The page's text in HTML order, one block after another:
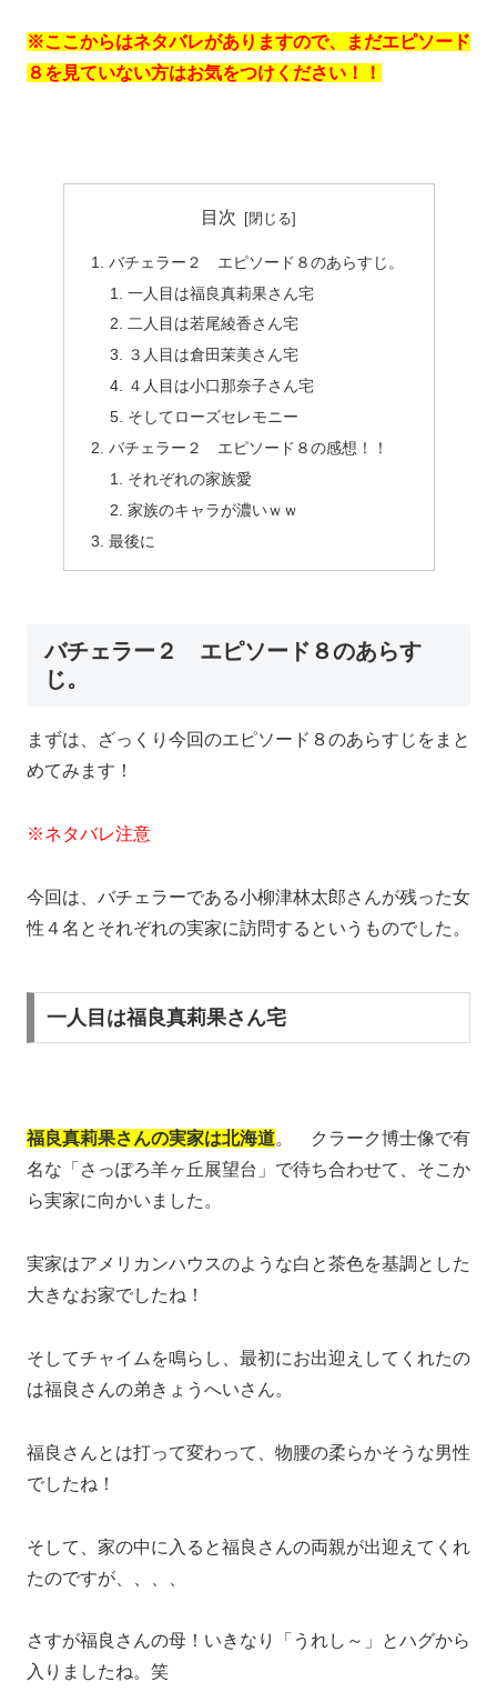
※ここからはネタバレがありますので、まだエピソード
８を見ていない方はお気をつけください！！
目次
バチェラー２ エピソード８のあらすじ。
一人目は福良真莉果さん宅
二人目は若尾綾香さん宅
３人目は倉田茉美さん宅
４人目は小口那奈子さん宅
そしてローズセレモニー
バチェラー２ エピソード８の感想！！
それぞれの家族愛
家族のキャラが濃いｗｗ
最後に
バチェラー２ エピソード８のあらす
じ。
まずは、ざっくり今回のエピソード８のあらすじをまと
めてみます！
※ネタバレ注意
今回は、バチェラーである小柳津林太郎さんが残った女
性４名とそれぞれの実家に訪問するというものでした。
一人目は福良真莉果さん宅
福良真莉果さんの実家は北海道。 クラーク博士像で有
名な「さっぽろ羊ヶ丘展望台」で待ち合わせて、そこか
ら実家に向かいました。
実家はアメリカンハウスのような白と茶色を基調とした
大きなお家でしたね！
そしてチャイムを鳴らし、最初にお出迎えしてくれたの
は福良さんの弟きょうへいさん。
福良さんとは打って変わって、物腰の柔らかそうな男性
でしたね！
そして、家の中に入ると福良さんの両親が出迎えてくれ
たのですが、、、、
さすが福良さんの母！いきなり「うれし～」とハグから
入りましたね。笑